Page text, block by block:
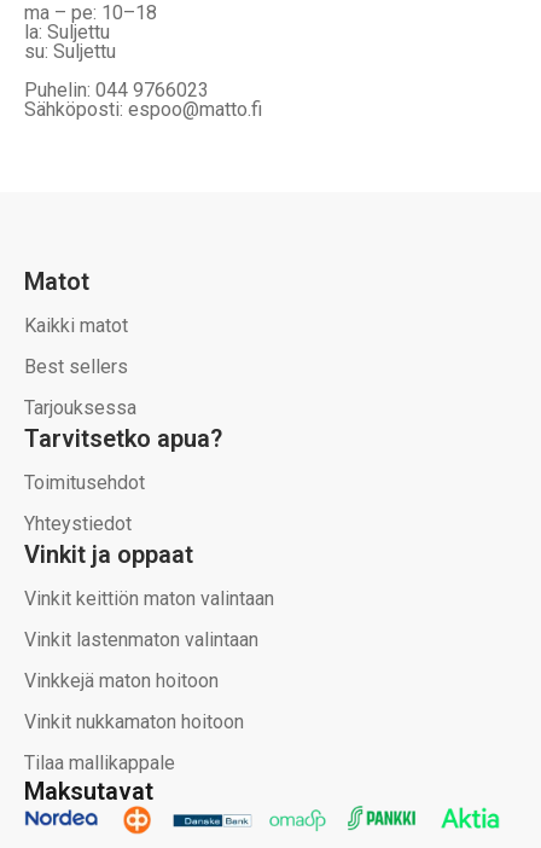
ma – pe: 10–18
la: Suljettu
su: Suljettu
Puhelin: 044 9766023
Sähköposti: espoo@matto.fi
Maksutavat
Matot
Kaikki matot
Best sellers
Tarjouksessa
Tarvitsetko apua?
Toimitusehdot
Yhteystiedot
Vinkit ja oppaat
Vinkit keittiön maton valintaan
Vinkit lastenmaton valintaan
Vinkkejä maton hoitoon
Vinkit nukkamaton hoitoon
Tilaa mallikappale